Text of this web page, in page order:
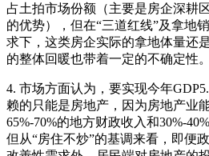
占土拍市场份额（主要是房企深耕
的优势），但在“三道红线”及拿地
求下，这类房企实际的拿地体量还
的整体回暖也带着一定的不确定性。
4. 市场方面认为，要实现今年
赖的只能是房地产，因为房地产业
65%-70%的地方财政收入和30%-
但从“房住不炒”的基调来看，即便